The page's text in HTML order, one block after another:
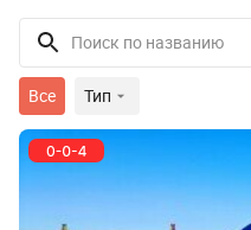
Все Тип